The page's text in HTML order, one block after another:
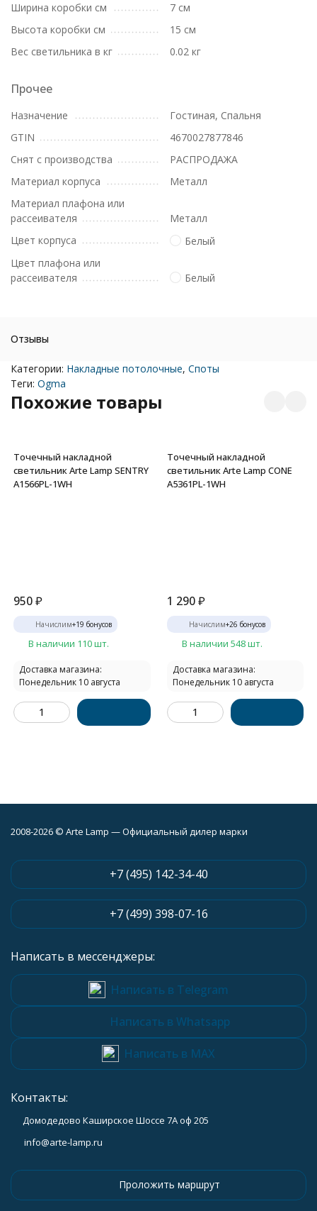
Ширина коробки см
7 см
Высота коробки см
15 см
Вес светильника в кг
0.02 кг
Прочее
Назначение
Гостиная, Спальня
GTIN
4670027877846
Снят с производства
РАСПРОДАЖА
Материал корпуса
Металл
Материал плафона или
рассеивателя
Металл
Цвет корпуса
Белый
Цвет плафона или
рассеивателя
Белый
Отзывы
Категории: Накладные потолочные, Споты
Теги: Ogma
Похожие товары
Точечный накладной
светильник Arte Lamp SENTRY
A1566PL-1WH
950₽
Начислим+19 бонусов
В наличии 110 шт.
Доставка магазина:
Понедельник 10 августа
Точечный накладной
светильник Arte Lamp CONE
A5361PL-1WH
1 290 ₽
Начислим+26 бонусов
В наличии 548 шт.
Доставка магазина:
Понедельник 10 августа
2008-2026 © Arte Lamp — Официальный дилер марки
+7 (495) 142-34-40
+7 (499) 398-07-16
Написать в мессенджеры:
Написать в Telegram
Написать в Whatsapp
Написать в MAX
Контакты:
Домодедово Каширское Шоссе 7А оф 205
info@arte-lamp.ru
Проложить маршрут